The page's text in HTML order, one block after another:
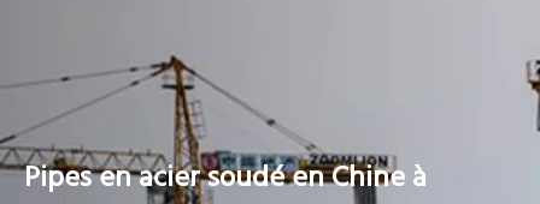
Pipes en acier soudé en Chine à